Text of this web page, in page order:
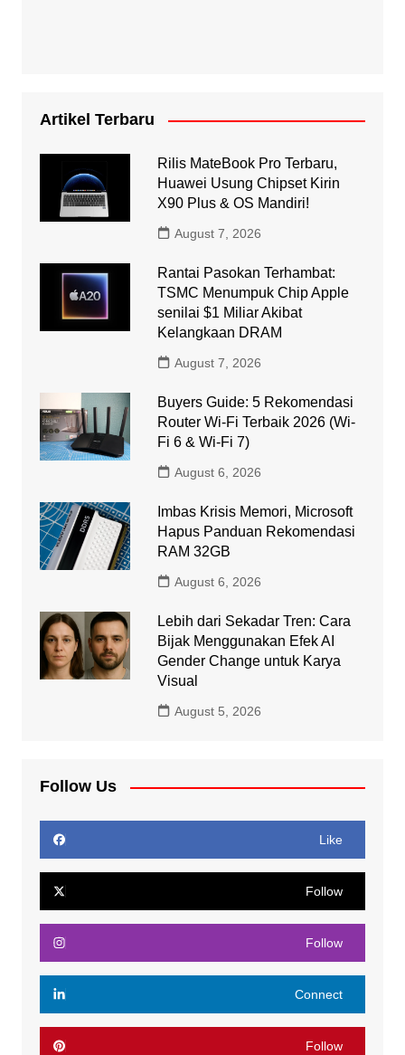
Artikel Terbaru
Rilis MateBook Pro Terbaru,
Huawei Usung Chipset Kirin
X90 Plus & OS Mandiri!
August 7, 2026
Rantai Pasokan Terhambat:
TSMC Menumpuk Chip Apple
senilai $1 Miliar Akibat
Kelangkaan DRAM
August 7, 2026
Buyers Guide: 5 Rekomendasi
Router Wi-Fi Terbaik 2026 (Wi-
Fi 6 & Wi-Fi 7)
August 6, 2026
Imbas Krisis Memori, Microsoft
Hapus Panduan Rekomendasi
RAM 32GB
August 6, 2026
Lebih dari Sekadar Tren: Cara
Bijak Menggunakan Efek AI
Gender Change untuk Karya
Visual
August 5, 2026
Follow Us
Like
Follow
Follow
Connect
Follow